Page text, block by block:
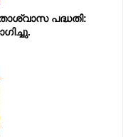
പദ്ധതി: